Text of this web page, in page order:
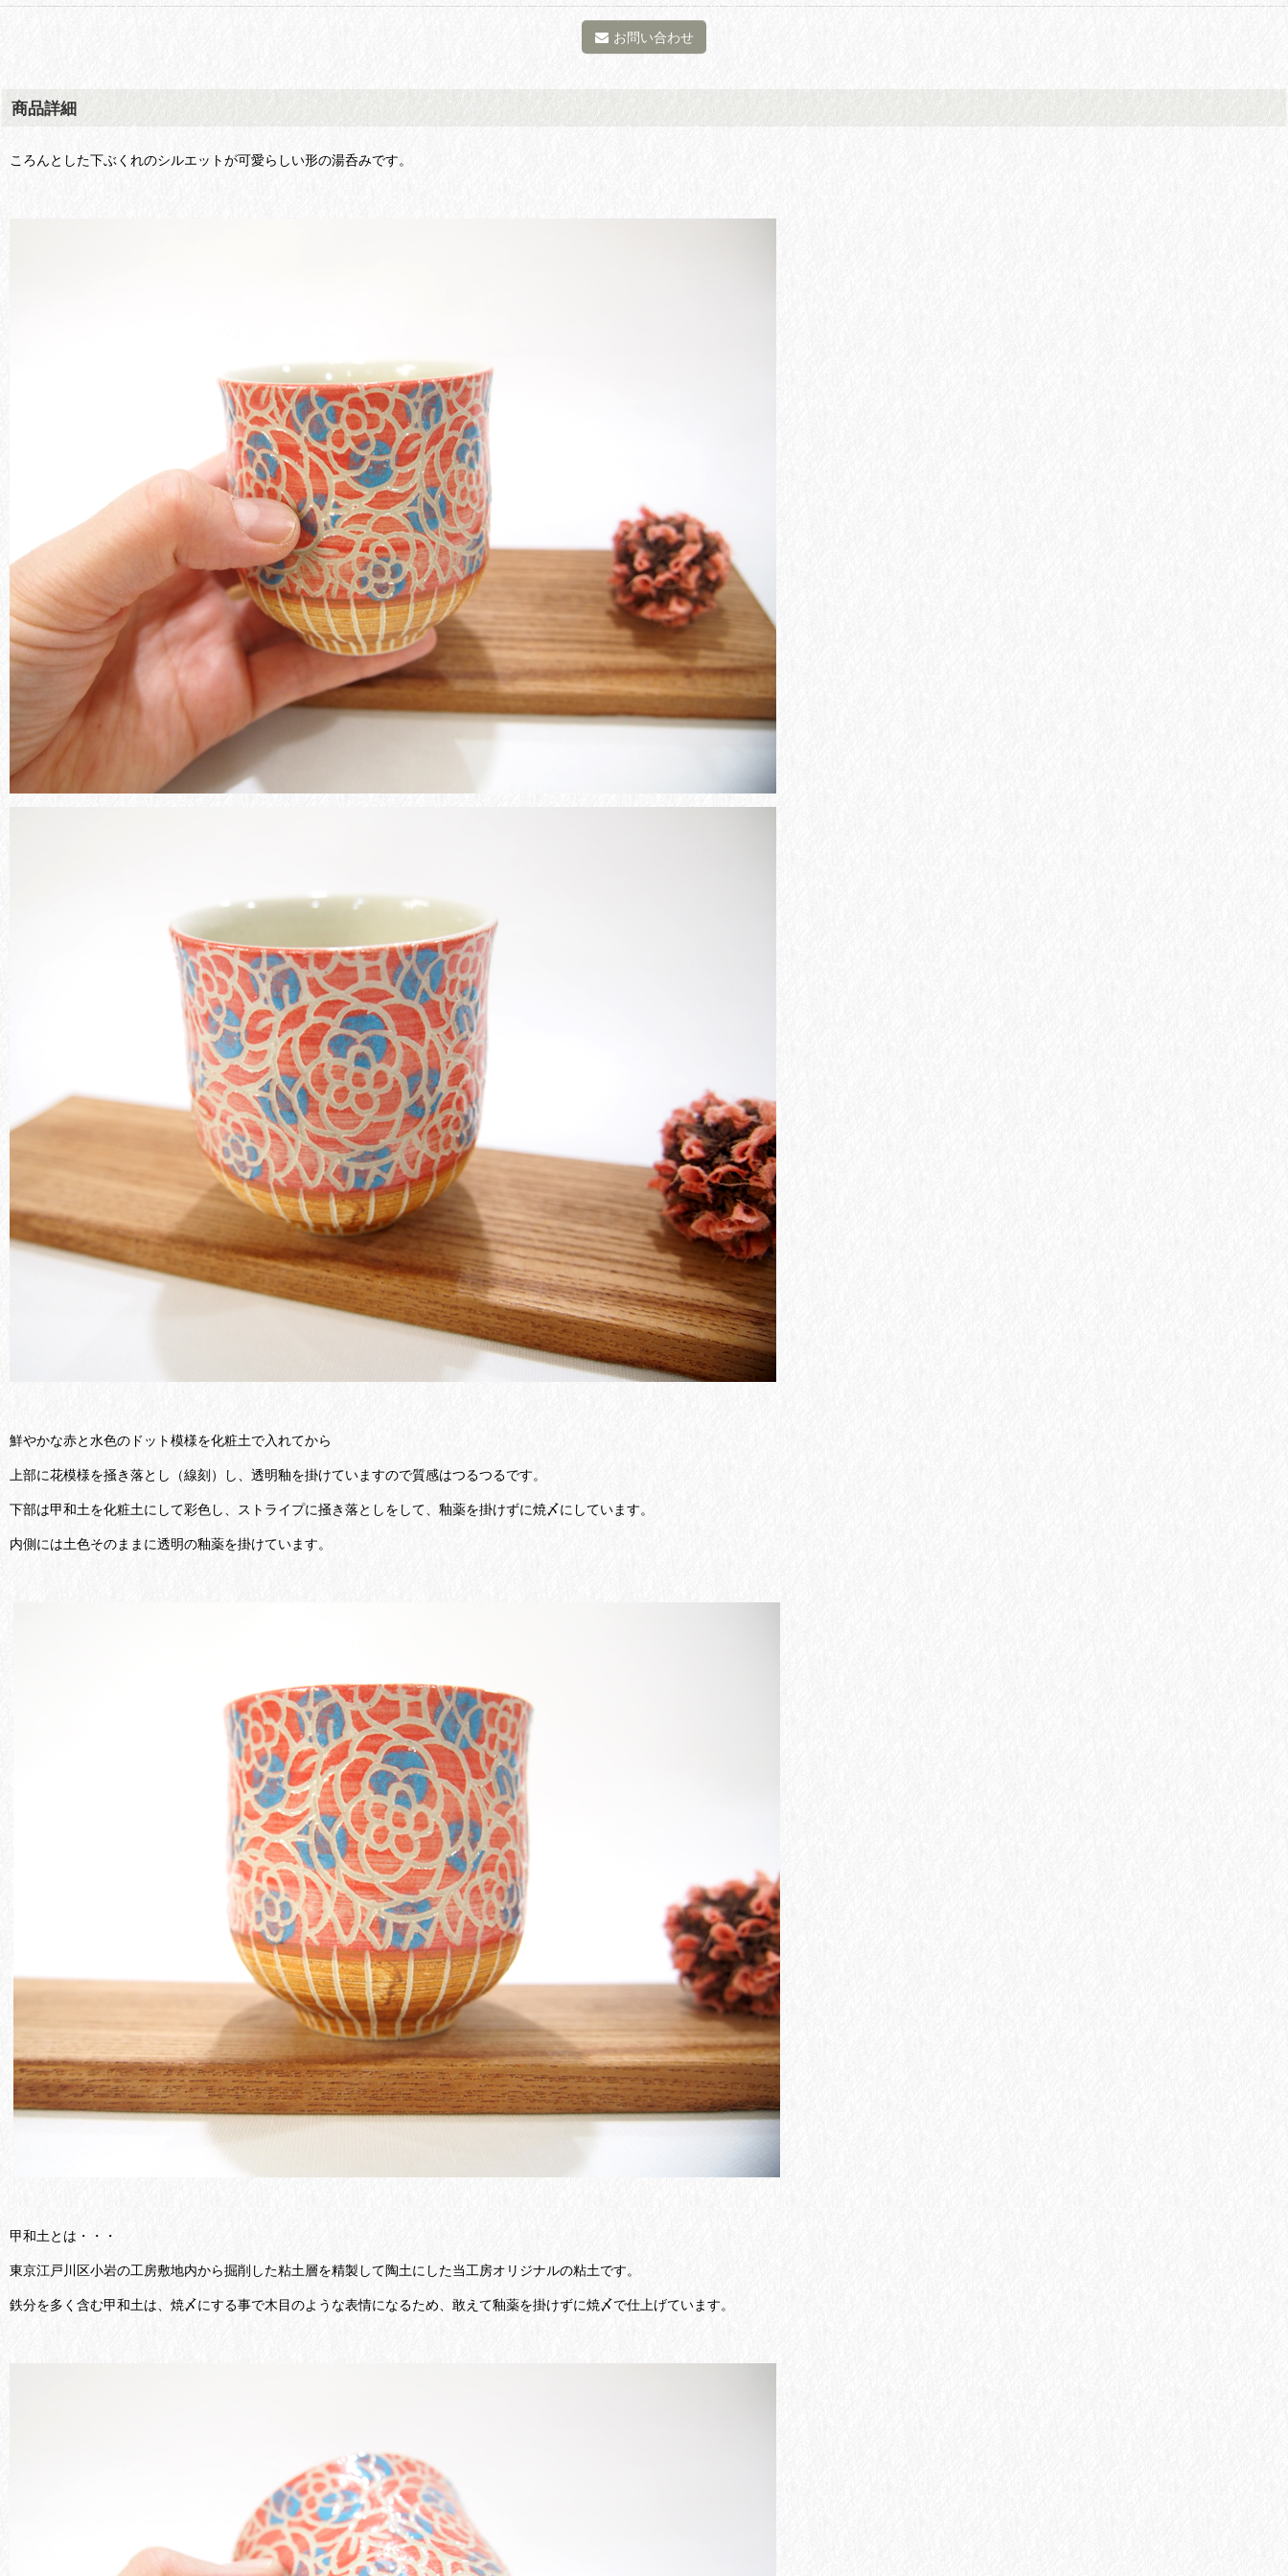
お問い合わせ
商品詳細
ころんとした下ぶくれのシルエットが可愛らしい形の湯呑みです。
鮮やかな赤と水色のドット模様を化粧土で入れてから
上部に花模様を掻き落とし（線刻）し、透明釉を掛けていますので質感はつるつるです。
下部は甲和土を化粧土にして彩色し、ストライプに掻き落としをして、釉薬を掛けずに焼〆にしています。
内側には土色そのままに透明の釉薬を掛けています。
甲和土とは・・・
東京江戸川区小岩の工房敷地内から掘削した粘土層を精製して陶土にした当工房オリジナルの粘土です。
鉄分を多く含む甲和土は、焼〆にする事で木目のような表情になるため、敢えて釉薬を掛けずに焼〆で仕上げています。